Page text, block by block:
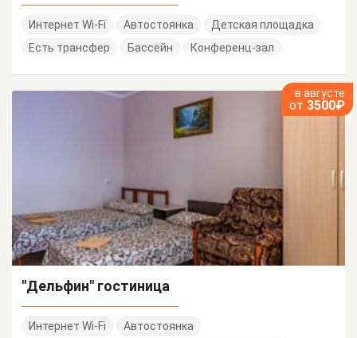
Интернет Wi-Fi Автостоянка
Детская площадка
Есть трансфер
Бассейн Конференц-зал
в августе
от 3500₽
"Дельфин" гостиница
Интернет Wi-Fi
Автостоянка